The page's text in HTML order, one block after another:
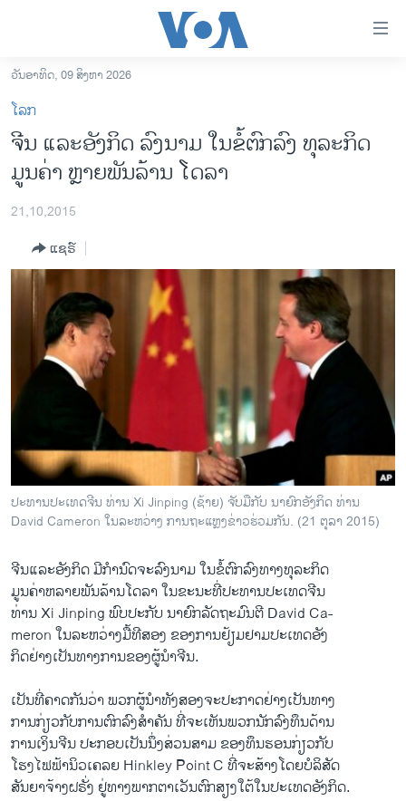
ເຂົ້າ
ຫາ
ຂ້າມ
ຂ້າມ
ຂ້າມ
ຫາ
ລາວ
ອາເມຣິກາ
ການເລືອກຕັ້ງ ປະທານາທີບໍດີ ສະຫະລັດ 2024
ຂ່າວ​ຈີນ
ໂລກ
ເອເຊຍ
ອິດສະຫຼະພາບດ້ານການຂ່າວ
ຊີວິດຊາວລາວ
ຊຸມຊົນຊາວລາວ
ວິທະຍາສາດ-ເທັກໂນໂລຈີ
ທຸລະກິດ
ພາສາອັງກິດ
ວີດີໂອ
ລາຍການກະຈາຍສຽງ
ລາຍງານ
ຕິດຕາມພວກເຮົາ ທີ່
ພາສາຕ່າງໆ
ວັນອາທິດ, 09 ສິງຫາ 2026
ໂລກ
ຈີນ ແລະອັງກິດ ລົງນາມ ໃນຂໍ້ຕົກລົງ ທຸລະກິດ
ມູນຄ່າ ຫຼາຍພັນລ້ານ ໂດລາ
21,10,2015
ແຊຣ໌
ປະທານປະເທດຈີນ ທ່ານ Xi Jinping (ຊ້າຍ) ຈັບມືກັບ ນາຍົກອັງກິດ ທ່ານ
David Cameron ໃນລະຫວ່າງ ການຖະແຫຼງຂ່າວຮ່ວມກັນ. (21 ຕຸລາ 2015)
ຈີນແລະອັງກິດ ມີກຳນົດຈະລົງນາມ ໃນຂໍ້ຕົກລົງທາງທຸລະກິດ
ມູນຄ່າຫລາຍພັນລ້ານໂດລາ ໃນຂະນະທີ່ປະທານປະເທດຈີນ
ທ່ານ Xi Jinping ພົບປະກັບ ນາຍົກລັດຖະມົນຕີ David Ca-
meron ໃນລະຫວ່າງມື້ທີສອງ ຂອງການຢ້ຽມຢາມປະເທດອັງ
ກິດຢ່າງເປັນທາງການຂອງຜູ້ນຳຈີນ.
ເປັນທີ່ຄາດກັນວ່າ ພວກຜູ້ນຳທັງສອງຈະປະກາດຢ່າງເປັນທາງ
ການກ່ຽວກັບການຕົກລົງສຳຄັນ ທີ່ຈະເຫັນພວກນັກລົງທຶນດ້ານ
ການເງິນຈີນ ປະກອບເປັນນຶ່ງສ່ວນສາມ ຂອງທຶນຮອນກ່ຽວກັບ
ໂຮງໄຟຟ້ານິວເຄລຍ Hinkley Point C ທີ່ຈະສ້າງໂດຍບໍລິສັດ
ສັນຍາຈ້າງຝຣັ່ງ ຢູ່ທາງພາກຕາເວັນຕົກສຽງໃຕ້ໃນປະເທດອັງກິດ.